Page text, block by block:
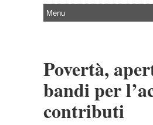
Povertà,
bandi per
contributi